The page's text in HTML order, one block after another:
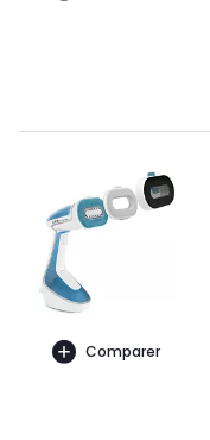
Comparer